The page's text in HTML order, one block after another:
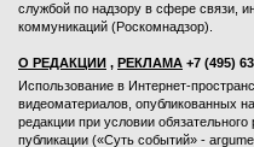
службой по надзору в сфере связи,
коммуникаций (Роскомнадзор).
О РЕДАКЦИИ , РЕКЛАМА +7 (495)
Использование в Интернет-
видеоматериалов, опубликованных
редакции при условии
публикации («Суть событий» -